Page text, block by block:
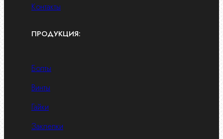
Контакты
ПРОДУКЦИЯ:
Болты
Винты
Гайки
Заклепки